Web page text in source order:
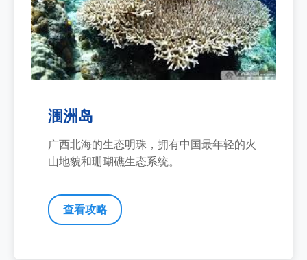
涠洲岛
广西北海的生态明珠，拥有中国最年轻的火
山地貌和珊瑚礁生态系统。
查看攻略